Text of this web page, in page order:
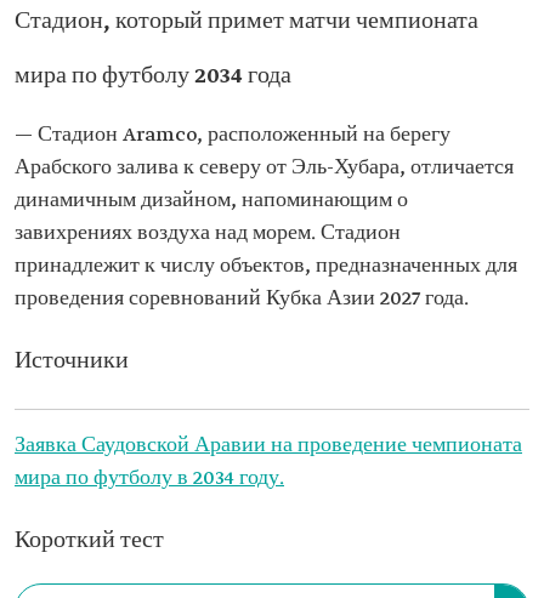
Стадион, который примет матчи чемпионата
мира по футболу 2034 года
— Стадион Aramco, расположенный на берегу
Арабского залива к северу от Эль-Хубара, отличается
динамичным дизайном, напоминающим о
завихрениях воздуха над морем. Стадион
принадлежит к числу объектов, предназначенных для
проведения соревнований Кубка Азии 2027 года.
Источники
Заявка Саудовской Аравии на проведение чемпионата
мира по футболу в 2034 году.
Короткий тест